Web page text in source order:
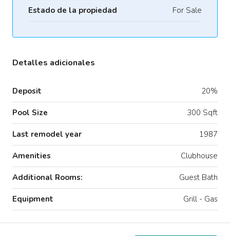
Estado de la propiedad For Sale
Detalles adicionales
Deposit 20%
Pool Size 300 Sqft
Last remodel year 1987
Amenities Clubhouse
Additional Rooms: Guest Bath
Equipment Grill - Gas